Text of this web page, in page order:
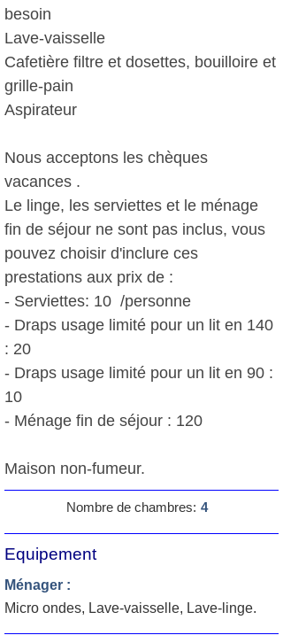
besoin
Lave-vaisselle
Cafetière filtre et dosettes, bouilloire et
grille-pain
Aspirateur
Nous acceptons les chèques
vacances .
Le linge, les serviettes et le ménage
fin de séjour ne sont pas inclus, vous
pouvez choisir d'inclure ces
prestations aux prix de :
- Serviettes: 10  /personne
- Draps usage limité pour un lit en 140
: 20 
- Draps usage limité pour un lit en 90 :
10 
- Ménage fin de séjour : 120 
Maison non-fumeur.
Nombre de chambres: 4
Equipement
Ménager :
Micro ondes, Lave-vaisselle, Lave-linge.